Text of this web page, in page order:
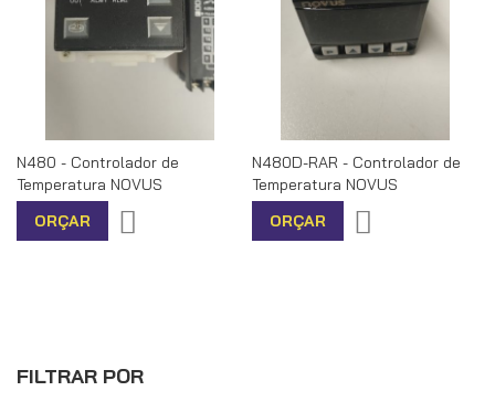
N480 - Controlador de
Temperatura NOVUS
ORÇAR
Adicionar à lista de desejos
N480D-RAR - Controlador de
Temperatura NOVUS
ORÇAR
FILTRAR POR